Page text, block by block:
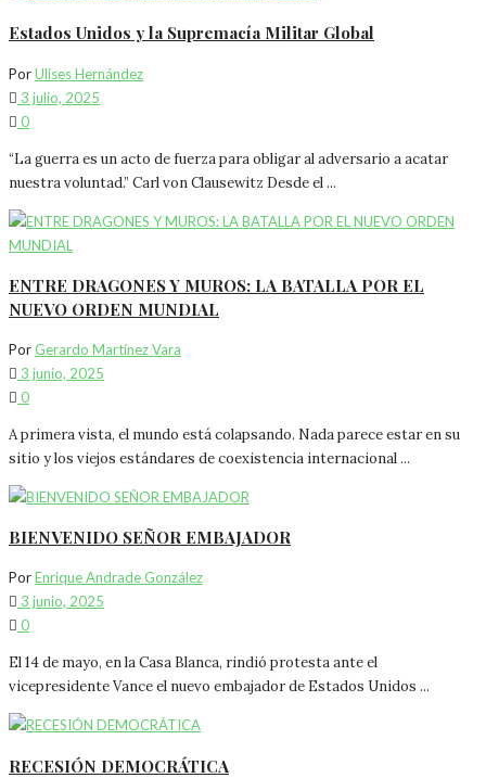
Estados Unidos y la Supremacía Militar Global
PorUlises Hernández
3 julio, 2025
0
“La guerra es un acto de fuerza para obligar al adversario a acatar
nuestra voluntad.” Carl von Clausewitz Desde el ...
ENTRE DRAGONES Y MUROS: LA BATALLA POR EL
NUEVO ORDEN MUNDIAL
PorGerardo Martínez Vara
3 junio, 2025
0
A primera vista, el mundo está colapsando. Nada parece estar en su
sitio y los viejos estándares de coexistencia internacional ...
BIENVENIDO SEÑOR EMBAJADOR
PorEnrique Andrade González
3 junio, 2025
0
El 14 de mayo, en la Casa Blanca, rindió protesta ante el
vicepresidente Vance el nuevo embajador de Estados Unidos ...
RECESIÓN DEMOCRÁTICA